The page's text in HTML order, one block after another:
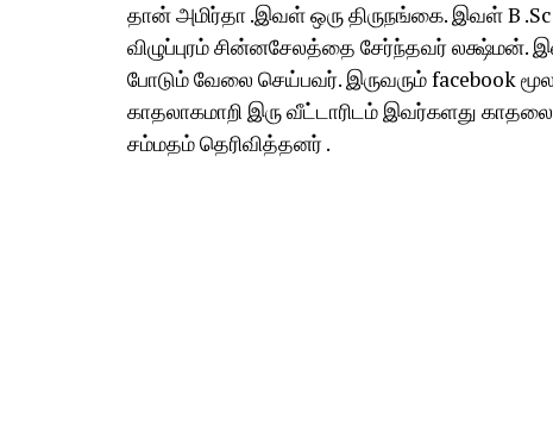
தான் அமிர்தா .இவள் ஒரு திருநங்கை. இவள் B .Sc
விழுப்புரம் சின்னசேலத்தை சேர்ந்தவர் லக்ஷ்மன்.
போடும் வேலை செய்பவர். இருவரும் facebook
காதலாகமாறி இரு வீட்டாரிடம் இவர்களது காதலை
சம்மதம் தெரிவித்தனர் .